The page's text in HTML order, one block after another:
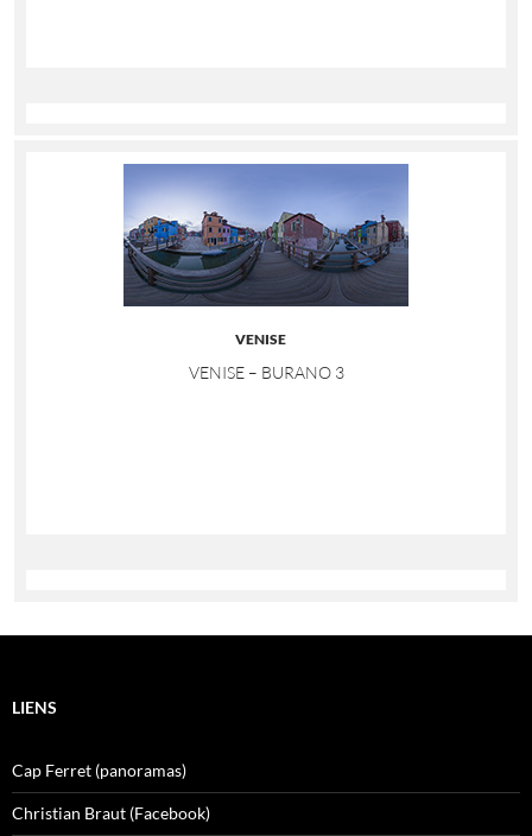
VENISE
VENISE – BURANO 3
LIENS
Cap Ferret (panoramas)
Christian Braut (Facebook)